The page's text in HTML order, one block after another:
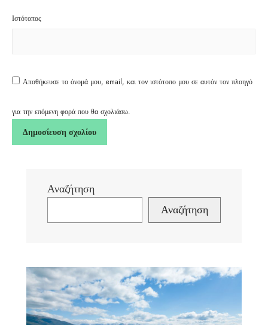
Ιστότοπος
Αποθήκευσε το όνομά μου, email, και τον ιστότοπο μου σε αυτόν τον πλοηγό
για την επόμενη φορά που θα σχολιάσω.
Αναζήτηση
Αναζήτηση